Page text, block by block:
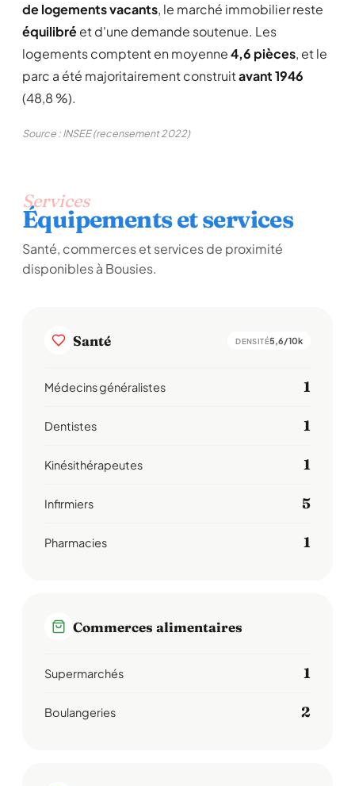
de logements vacants, le marché immobilier reste
équilibréet d'une demande soutenue. Les
logements comptent en moyenne4,6 pièces, et le
parc a été majoritairement construitavant 1946
(48,8 %).
Source : INSEE (recensement 2022)
Services
Équipements et services
Santé, commerces et services de proximité
disponibles à Bousies.
Santé DENSITÉ5,6/10k
Médecins généralistes 1
Dentistes 1
Kinésithérapeutes 1
Infirmiers 5
Pharmacies 1
Commerces alimentaires
Supermarchés 1
Boulangeries 2